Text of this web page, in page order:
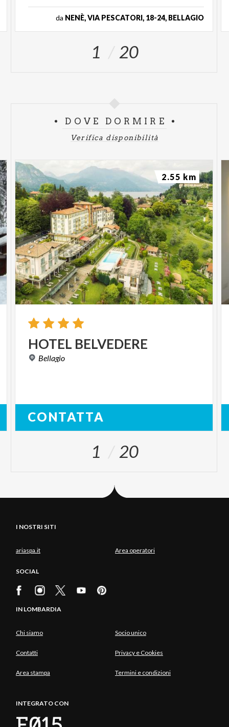
da NENÈ, VIA PESCATORI, 18-24, BELLAGIO
1 20
DOVE DORMIRE
Verifica disponibilità
HOTEL BELVEDERE
Bellagio
CONTATTA
2.55 km
1 20
I NOSTRI SITI
ariaspa.it Area operatori
SOCIAL
IN LOMBARDIA
Chi siamo Socio unico
Contatti Privacy e Cookies
Area stampa Termini e condizioni
INTEGRATO CON